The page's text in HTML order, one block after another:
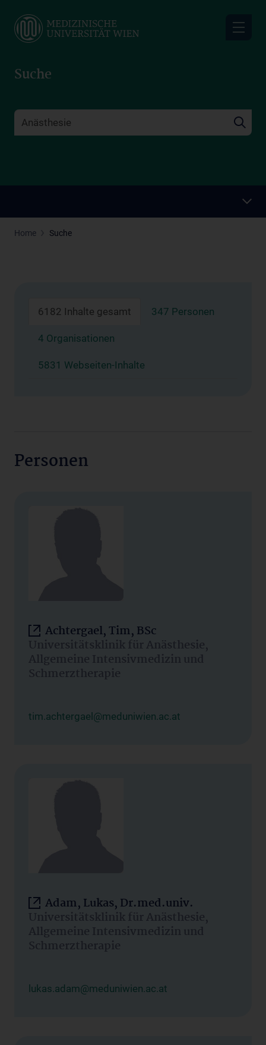
main
Suche
Home Suche
6182 Inhalte gesamt 347 Personen
4 Organisationen
5831 Webseiten-Inhalte
Personen
Achtergael, Tim, BSc
Universitätsklinik für Anästhesie,
Allgemeine Intensivmedizin und
Schmerztherapie
tim.achtergael@meduniwien.ac.at
Adam, Lukas, Dr.med.univ.
Universitätsklinik für Anästhesie,
Allgemeine Intensivmedizin und
Schmerztherapie
lukas.adam@meduniwien.ac.at